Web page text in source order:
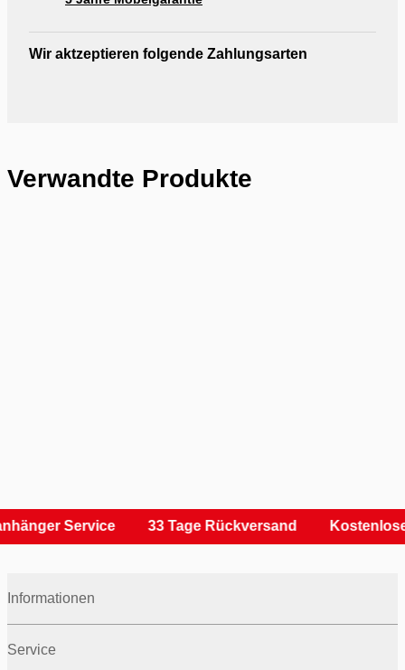
Wir aktzeptieren folgende Zahlungsarten
Verwandte Produkte
Service 33 Tage Rückversand
Informationen
Service